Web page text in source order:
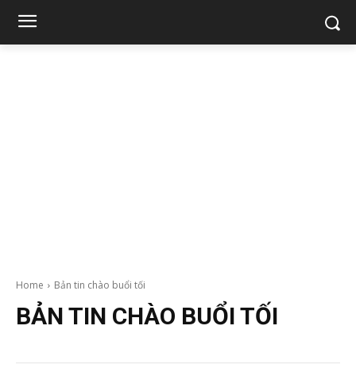
Home Bản tin chào buổi tối
BẢN TIN CHÀO BUỔI TỐI